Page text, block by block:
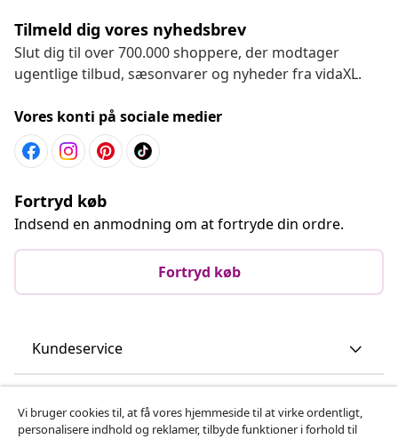
Tilmeld dig vores nyhedsbrev
Slut dig til over 700.000 shoppere, der modtager
ugentlige tilbud, sæsonvarer og nyheder fra vidaXL.
Vores konti på sociale medier
Fortryd køb
Indsend en anmodning om at fortryde din ordre.
Fortryd køb
Kundeservice
Vi bruger cookies til, at få vores hjemmeside til at virke ordentligt,
personalisere indhold og reklamer, tilbyde funktioner i forhold til